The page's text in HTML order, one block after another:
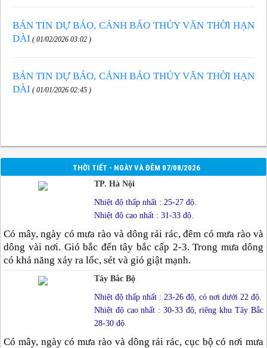
BẢN TIN DỰ BÁO, CẢNH BÁO THỦY VĂN THỜI HẠN
DÀI ( 01/02/2026 03:02 )
BẢN TIN DỰ BÁO, CẢNH BÁO THỦY VĂN THỜI HẠN
DÀI ( 01/01/2026 02:45 )
THỜI TIẾT - NGÀY VÀ ĐÊM 07/08/2026
TP. Hà Nội
Nhiệt độ thấp nhất : 25-27 độ.
Nhiệt độ cao nhất : 31-33 độ.
Có mây, ngày có mưa rào và dông rải rác, đêm có mưa rào và
dông vài nơi. Gió bắc đến tây bắc cấp 2-3. Trong mưa dông
có khả năng xảy ra lốc, sét và gió giật mạnh.
Tây Bắc Bộ
Nhiệt độ thấp nhất : 23-26 độ, có nơi dưới 22 độ.
Nhiệt độ cao nhất : 30-33 độ, riêng khu Tây Bắc
28-30 độ.
Có mây, ngày có mưa rào và dông rải rác, cục bộ có nơi mưa